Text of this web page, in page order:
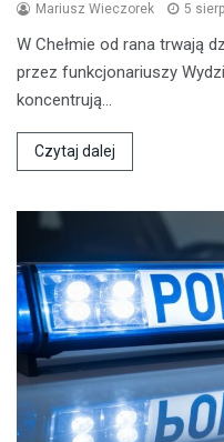
Mariusz Wieczorek 5
W Chełmie od rana trwają
przez funkcjonariuszy
koncentrują…
Czytaj dalej